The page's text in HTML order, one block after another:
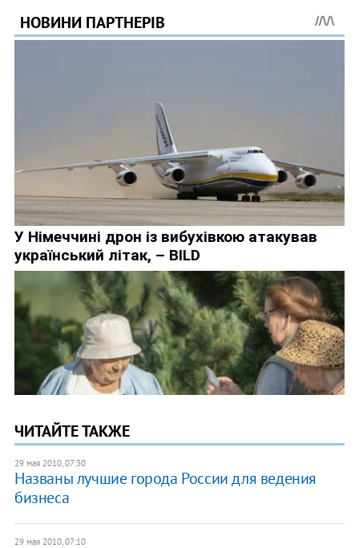
ЧИТАЙТЕ ТАКЖЕ
29 мая 2010, 07:30
Названы лучшие города России для ведения
бизнеса
29 мая 2010, 07:10